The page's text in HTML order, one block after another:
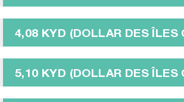
4,08 KYD (DOLLAR DES ÎLES
5,10 KYD (DOLLAR DES ÎLES